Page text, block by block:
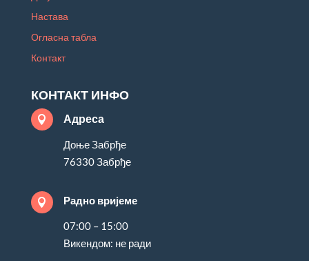
Настава
Огласна табла
Контакт
КОНТАКТ ИНФО
 Адреса
Доње Забрђе
76330 Забрђе
 Радно вријеме
07:00 – 15:00
Викендом: не ради